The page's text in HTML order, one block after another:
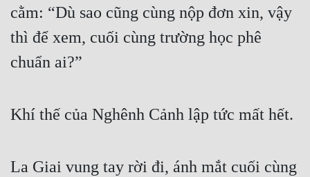
cằm: “Dù sao cũng cùng nộp đơn xin, vậy
thì để xem, cuối cùng trường học phê
chuẩn ai?”
Khí thế của Nghênh Cảnh lập tức mất hết.
La Giai vung tay rời đi, ánh mắt cuối cùng